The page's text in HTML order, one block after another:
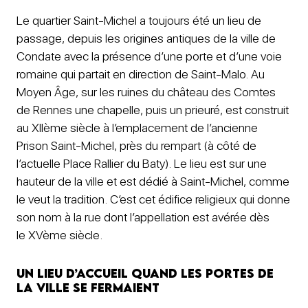
Le quartier Saint-Michel a toujours été un lieu de
passage, depuis les origines antiques de la ville de
Condate avec la présence d’une porte et d’une voie
romaine qui partait en direction de Saint-Malo. Au
Moyen Âge, sur les ruines du château des Comtes
de Rennes une chapelle, puis un prieuré, est construit
au XIIème siècle à l’emplacement de l’ancienne
Prison Saint-Michel, près du rempart (à côté de
l’actuelle Place Rallier du Baty). Le lieu est sur une
hauteur de la ville et est dédié à Saint-Michel, comme
le veut la tradition. C’est cet édifice religieux qui donne
son nom à la rue dont l’appellation est avérée dès
le XVème siècle.
Un lieu d’accueil quand les portes de
la ville se fermaient